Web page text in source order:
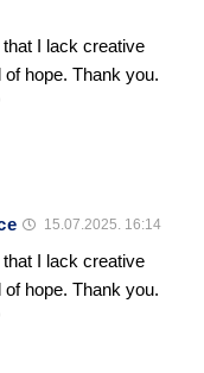
I lack creative
hope. Thank you.
15.07.2025. 16:14
I lack creative
hope. Thank you.